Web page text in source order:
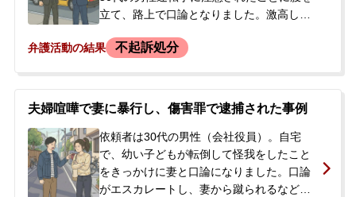
立て、路上で口論となりました。激高した
胸倉を掴んだりするなどの暴行を加え、怪
れ、被害届も提出されました。逮捕から2日
後に釈放されましたが、後日警察署への呼
び出しを受けたため、今後の対応に不安を
感じ、謝罪と示談による解決を希望して当
事務所へ相談に来られました。
弁護活動の結果 不起訴処分
夫婦喧嘩で妻に暴行し、傷害罪で逮捕された事例
依頼者は30代の男性（会社役員）。自宅
で、幼い子どもが転倒して怪我をしたこと
をきっかけに妻と口論になりました。口論
がエスカレートし、妻から蹴られるなどの